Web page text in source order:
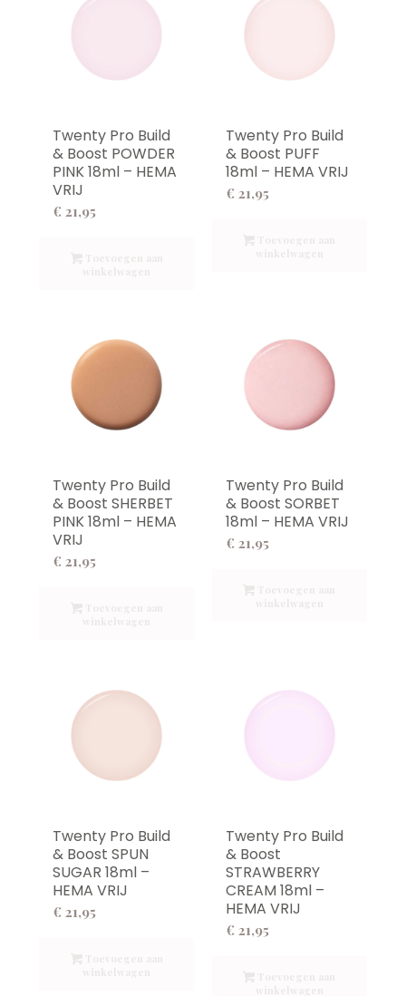
Twenty Pro Build
& Boost POWDER
PINK 18ml – HEMA
VRIJ
€ 21,95
Twenty Pro Build
& Boost PUFF
18ml – HEMA VRIJ
€ 21,95
Twenty Pro Build
& Boost SHERBET
PINK 18ml – HEMA
VRIJ
€ 21,95
Twenty Pro Build
& Boost SORBET
18ml – HEMA VRIJ
€ 21,95
Twenty Pro Build
& Boost SPUN
SUGAR 18ml –
HEMA VRIJ
€ 21,95
Twenty Pro Build
& Boost
STRAWBERRY
CREAM 18ml –
HEMA VRIJ
€ 21,95